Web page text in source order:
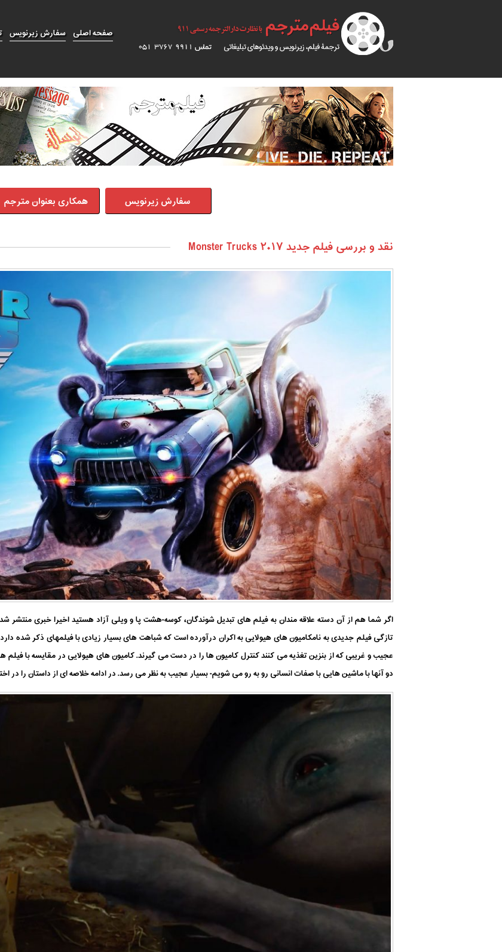
سفارش زیرنویس صفحه اصلی
سفارش زیرنویس همکاری بعنوان مترجم
نقد و بررسی فیلم جدید ۲۰۱۷ Monster Trucks
اگر شما هم از آن دسته علاقه مندان به فیلم هایتبدیل شوندگان،کوسه-هشت پاوویلی آزادهستید اخیرا خبری منتشر
تازگی فیلم جدیدی به نامکامیون های هیولایی به اکران درآورده است که شباهت های بسیار زیادی با فیلمهای ذکر شده دارد
عجیب و غریبی که از بنزین تغذیه می کنند کنترل کامیون ها را در دست می گیرند.کامیون های هیولایی در مقایسه با فیلم
دو آنها با ماشین هایی با صفات انسانی رو به رو می شویم- بسیار عجیب به نظر می رسد. در ادامه خلاصه ای از داستان را در